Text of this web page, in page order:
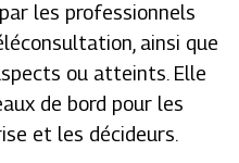
les professionnels
ainsi que
ou atteints. Elle
de bord pour les
et les décideurs.